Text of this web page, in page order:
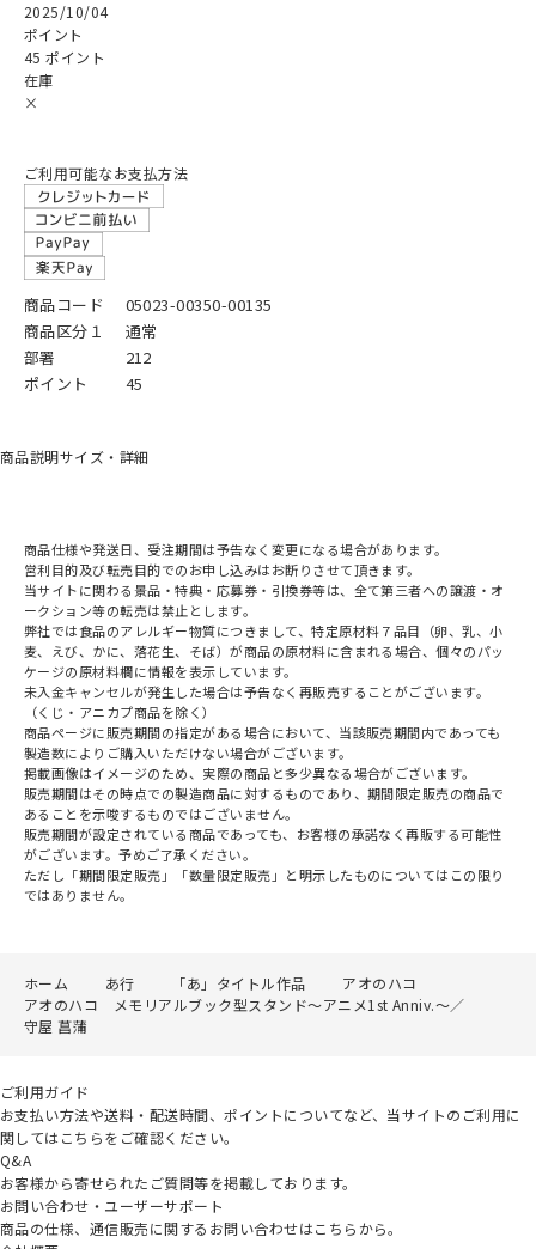
2025/10/04
ポイント
45 ポイント
在庫
×
ご利用可能なお支払方法
商品コード
05023-00350-00135
商品区分１
通常
部署
212
ポイント
45
商品説明サイズ・詳細
商品仕様や発送日、受注期間は予告なく変更になる場合があります。
営利目的及び転売目的でのお申し込みはお断りさせて頂きます。
当サイトに関わる景品・特典・応募券・引換券等は、全て第三者への譲渡・オ
ークション等の転売は禁止とします。
弊社では食品のアレルギー物質につきまして、特定原材料７品目（卵、乳、小
麦、えび、かに、落花生、そば）が商品の原材料に含まれる場合、個々のパッ
ケージの原材料欄に情報を表示しています。
未入金キャンセルが発生した場合は予告なく再販売することがございます。
（くじ・アニカプ商品を除く）
商品ページに販売期間の指定がある場合において、当該販売期間内であっても
製造数によりご購入いただけない場合がございます。
掲載画像はイメージのため、実際の商品と多少異なる場合がございます。
販売期間はその時点での製造商品に対するものであり、期間限定販売の商品で
あることを示唆するものではございません。
販売期間が設定されている商品であっても、お客様の承諾なく再販する可能性
がございます。予めご了承ください。
ただし「期間限定販売」「数量限定販売」と明示したものについてはこの限り
ではありません。
ホーム あ行 「あ」タイトル作品
アオのハコ
アオのハコ メモリアルブック型スタンド～アニメ1st Anniv.～／
守屋 菖蒲
ご利用ガイド
お支払い方法や送料・配送時間、ポイントについてなど、当サイトのご利用に
関してはこちらをご確認ください。
Q&A
お客様から寄せられたご質問等を掲載しております。
お問い合わせ・ユーザーサポート
商品の仕様、通信販売に関するお問い合わせはこちらから。